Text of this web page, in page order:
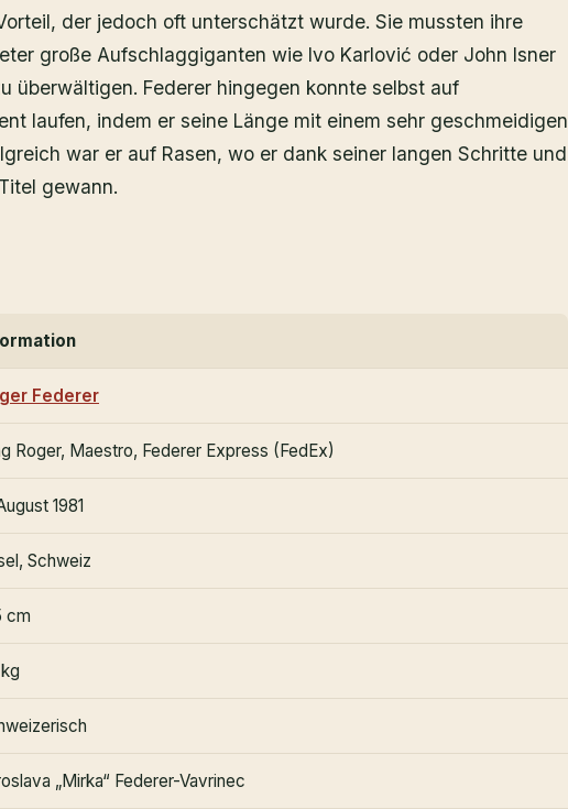
der jedoch oft unterschätzt wurde. Sie mussten ihre
große Aufschlaggiganten wie Ivo Karlović oder John Isner
überwältigen. Federer hingegen konnte selbst auf
laufen, indem er seine Länge mit einem sehr geschmeidigen
war er auf Rasen, wo er dank seiner langen Schritte und
gewann.
Federer
Roger, Maestro, Federer Express (FedEx)
1981
Schweiz
cm
„Mirka“ Federer-Vavrinec